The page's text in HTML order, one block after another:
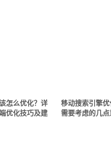
怎么优化？详
优化技巧及建
移动搜索引擎
需要考虑的几